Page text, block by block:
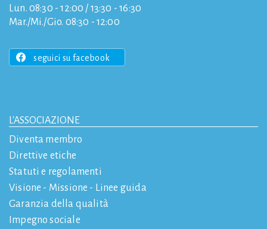
Lun. 08:30 - 12:00 / 13:30 - 16:30
Mar./Mi./Gio. 08:30 - 12:00
seguici su facebook
L'ASSOCIAZIONE
Diventa membro
Direttive etiche
Statuti e regolamenti
Visione - Missione - Linee guida
Garanzia della qualità
Impegno sociale